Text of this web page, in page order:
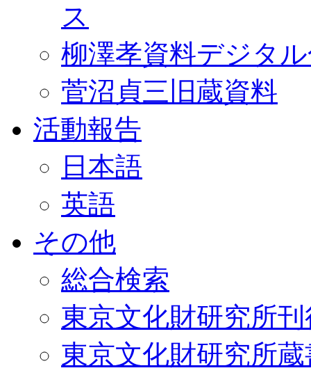
ス
柳澤孝資料デジタ
菅沼貞三旧蔵資料
活動報告
日本語
英語
その他
総合検索
東京文化財研究所
東京文化財研究所